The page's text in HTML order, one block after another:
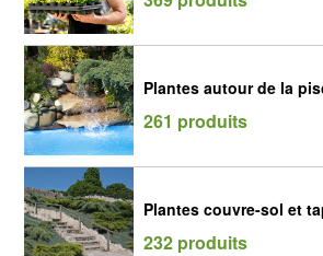
Plantes autour de la
261 produits
Plantes couvre-sol et
232 produits